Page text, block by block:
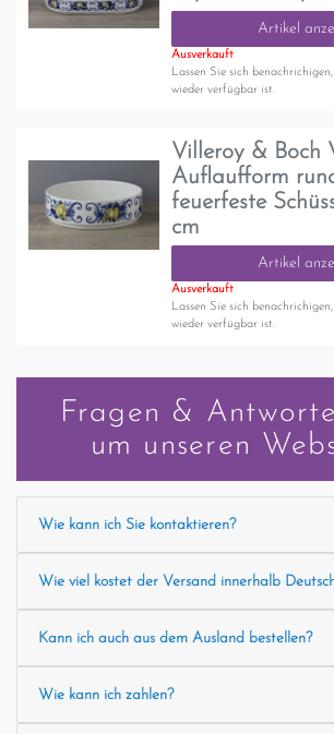
Artikel
Ausverkauft
Lassen Sie sich
wieder verfügbar ist.
Villeroy & Boch
Auflaufform
feuerfeste
cm
Artikel
Ausverkauft
Lassen Sie sich
wieder verfügbar ist.
Fragen &
um unseren
Wie kann ich Sie kontaktieren?
Wie viel kostet der Versand innerhalb
Kann ich auch aus dem Ausland bestellen?
Wie kann ich zahlen?